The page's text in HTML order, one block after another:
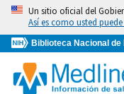
Omita
vaya
al
Contenido
Un sitio oficial del
Así es como usted
Biblioteca Nacional de